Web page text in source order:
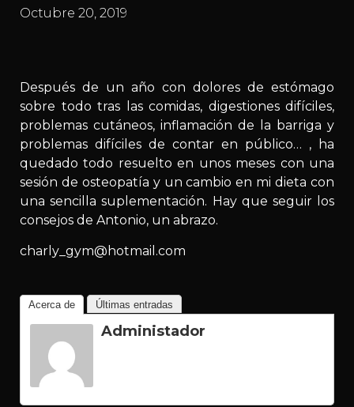
Octubre 20, 2019
Después de un año con dolores de estómago
sobre todo tras las comidas, digestiones difíciles,
problemas cutáneos, inflamación de la barriga y
problemas difíciles de contar en público… , ha
quedado todo resuelto en unos meses con una
sesión de osteopatía y un cambio en mi dieta con
una sencilla suplementación. Hay que seguir los
consejos de Antonio, un abrazo.
charly_gym@hotmail.com
Acerca de Últimas entradas
Administador